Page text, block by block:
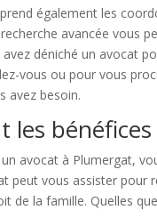
également les
avancée vous
déniché un avocat
vous ou pour vous
avez besoin.
les
avocat à Plumergat,
peut vous assister pour
de la famille. Quelles